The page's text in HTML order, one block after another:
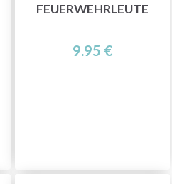
FEUERWEHRLEUTE
9.95 €